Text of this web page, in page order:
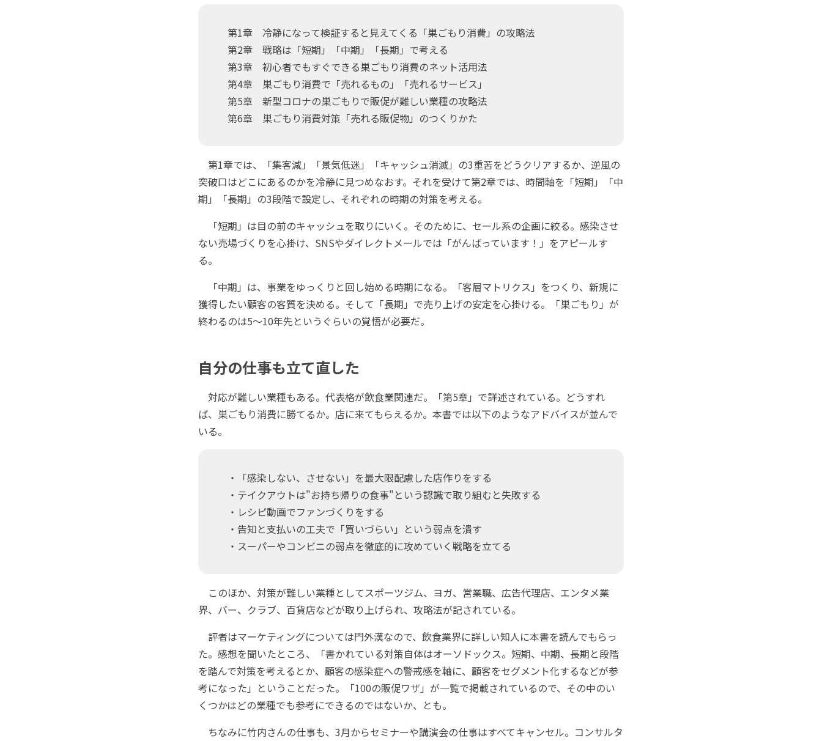
第1章 冷静になって検証すると見えてくる「巣ごもり消費」の攻略法
第2章 戦略は「短期」「中期」「長期」で考える
第3章 初心者でもすぐできる巣ごもり消費のネット活用法
第4章 巣ごもり消費で「売れるもの」「売れるサービス」
第5章 新型コロナの巣ごもりで販促が難しい業種の攻略法
第6章 巣ごもり消費対策「売れる販促物」のつくりかた
第1章では、「集客減」「景気低迷」「キャッシュ消滅」の3重苦をどうクリアするか、逆風の
突破口はどこにあるのかを冷静に見つめなおす。それを受けて第2章では、時間軸を「短期」「中
期」「長期」の3段階で設定し、それぞれの時期の対策を考える。
「短期」は目の前のキャッシュを取りにいく。そのために、セール系の企画に絞る。感染させ
ない売場づくりを心掛け、SNSやダイレクトメールでは「がんばっています！」をアピールす
る。
「中期」は、事業をゆっくりと回し始める時期になる。「客層マトリクス」をつくり、新規に
獲得したい顧客の客質を決める。そして「長期」で売り上げの安定を心掛ける。「巣ごもり」が
終わるのは5～10年先というぐらいの覚悟が必要だ。
自分の仕事も立て直した
対応が難しい業種もある。代表格が飲食業関連だ。「第5章」で詳述されている。どうすれ
ば、巣ごもり消費に勝てるか。店に来てもらえるか。本書では以下のようなアドバイスが並んで
いる。
・「感染しない、させない」を最大限配慮した店作りをする
・テイクアウトは"お持ち帰りの食事"という認識で取り組むと失敗する
・レシピ動画でファンづくりをする
・告知と支払いの工夫で「買いづらい」という弱点を潰す
・スーパーやコンビニの弱点を徹底的に攻めていく戦略を立てる
このほか、対策が難しい業種としてスポーツジム、ヨガ、営業職、広告代理店、エンタメ業
界、バー、クラブ、百貨店などが取り上げられ、攻略法が記されている。
評者はマーケティングについては門外漢なので、飲食業界に詳しい知人に本書を読んでもらっ
た。感想を聞いたところ、「書かれている対策自体はオーソドックス。短期、中期、長期と段階
を踏んで対策を考えるとか、顧客の感染症への警戒感を軸に、顧客をセグメント化するなどが参
考になった」ということだった。「100の販促ワザ」が一覧で掲載されているので、その中のい
くつかはどの業種でも参考にできるのではないか、とも。
ちなみに竹内さんの仕事も、3月からセミナーや講演会の仕事はすべてキャンセル。コンサルタ